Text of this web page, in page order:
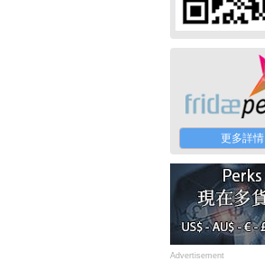
更多詳情
Advertisement